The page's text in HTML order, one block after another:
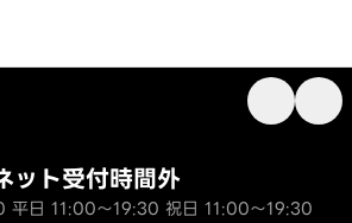
ット受付時間外
平日 11:00～19:30 祝日 11:00～19:30